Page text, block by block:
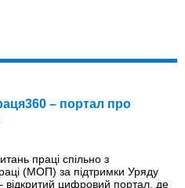
– портал про
праці спільно з
(МОП) за підтримки Уряду
відкритий цифровий портал, де